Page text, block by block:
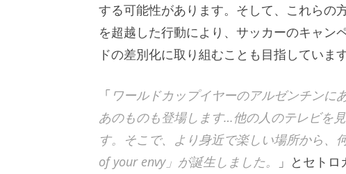
する可能性があります。そして、これらの
を超越した行動により、サッカーのキャン
ドの差別化に取り組むことも目指しています
「 ワールドカップイヤーのアルゼンチン
あのものも登場します…他の人のテレビを
す。そこで、より身近で楽しい場所から、
of your envy」が誕生しました。
」とセト